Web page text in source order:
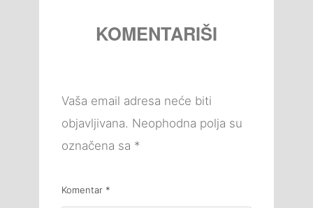
KOMENTARIŠI
Vaša email adresa neće biti
objavljivana. Neophodna polja su
označena sa *
Komentar *